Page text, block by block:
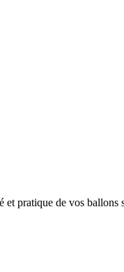
et pratique de vos ballons